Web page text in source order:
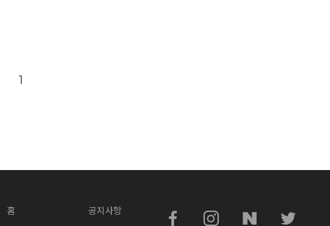
1
홈
공지사항